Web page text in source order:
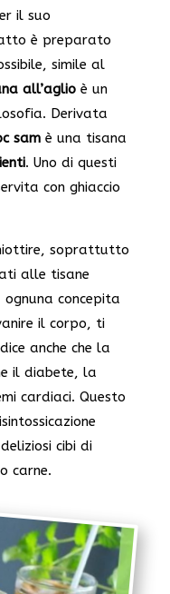
il suo
è preparato
simile al
all’aglioè un
Derivata
samè una tisana
. Uno di questi
con ghiaccio
soprattutto
alle tisane
concepita
il corpo, ti
anche che la
il diabete, la
cardiaci. Questo
cibi di
carne.